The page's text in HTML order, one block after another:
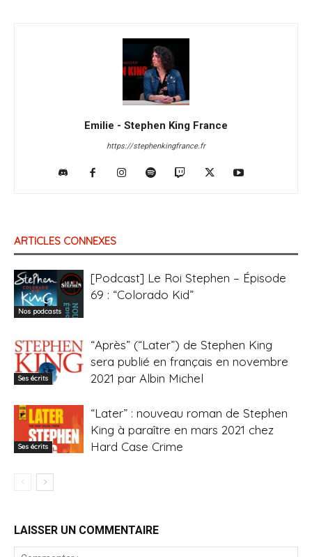
Emilie - Stephen King France
https://stephenkingfrance.fr
ARTICLES CONNEXES
Nos podcasts
[Podcast] Le Roi Stephen – Épisode
69 : “Colorado Kid”
Ses écrits
“Après” (“Later”) de Stephen King
sera publié en français en novembre
2021 par Albin Michel
Ses écrits
“Later” : nouveau roman de Stephen
King à paraître en mars 2021 chez
Hard Case Crime
LAISSER UN COMMENTAIRE